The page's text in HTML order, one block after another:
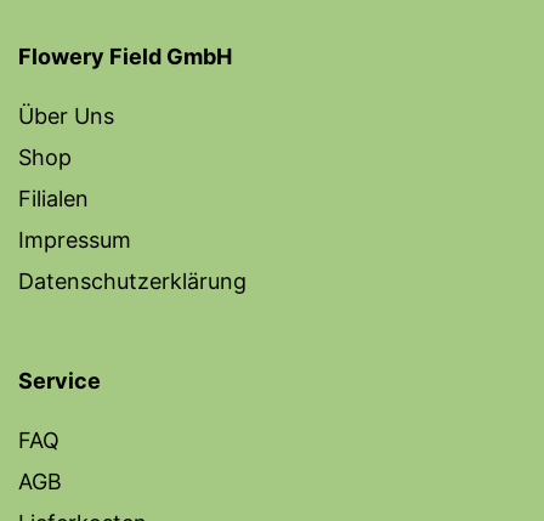
Flowery Field GmbH
Über Uns
Shop
Filialen
Impressum
Datenschutzerklärung
Service
FAQ
AGB